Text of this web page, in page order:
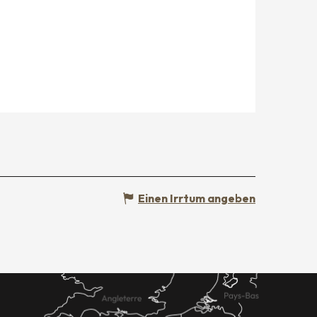
Einen Irrtum angeben